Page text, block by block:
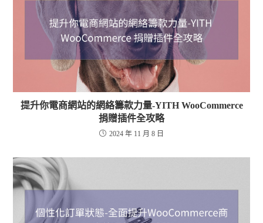
提升你電商網站的網絡籌款力量-YITH WooCommerce
捐贈插件全攻略
2024 年 11 月 8 日